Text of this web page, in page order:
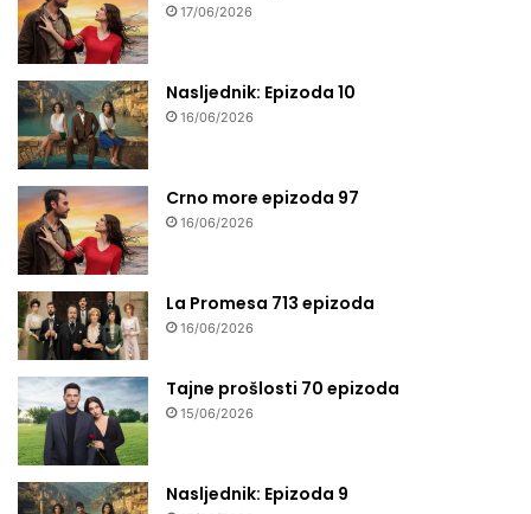
17/06/2026
Nasljednik: Epizoda 10
16/06/2026
Crno more epizoda 97
16/06/2026
La Promesa 713 epizoda
16/06/2026
Tajne prošlosti 70 epizoda
15/06/2026
Nasljednik: Epizoda 9